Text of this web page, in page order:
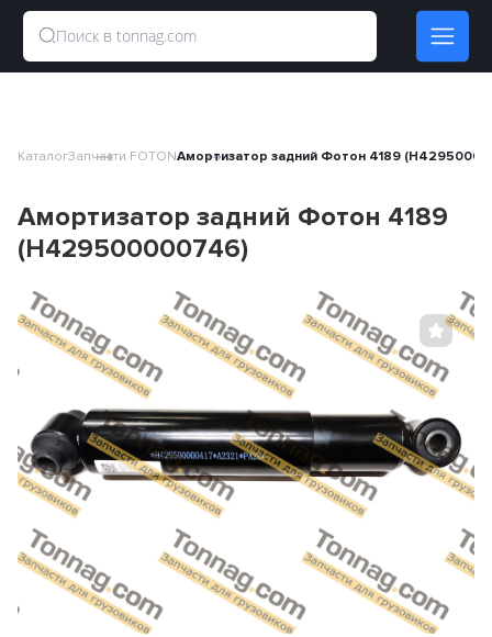
КаталогЗапчасти FOTONАмортизатор задний Фотон 4189
Амортизатор задний Фотон 4189
(H429500000746)